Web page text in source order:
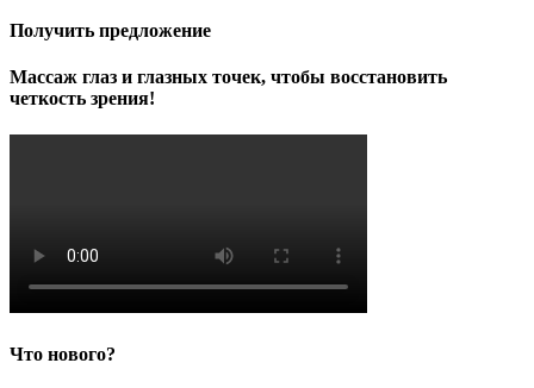
Получить предложение
Массаж глаз и глазных точек, чтобы восстановить
четкость зрения!
Что нового?